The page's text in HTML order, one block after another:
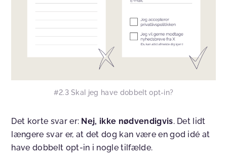
#2.3 Skal jeg have dobbelt opt-in?
Det korte svar er: Nej, ikke nødvendigvis. Det lidt
længere svar er, at det dog kan være en god idé at
have dobbelt opt-in i nogle tilfælde.